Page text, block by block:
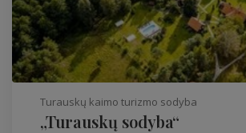
Turauskų kaimo turizmo sodyba
„Turauskų sodyba“